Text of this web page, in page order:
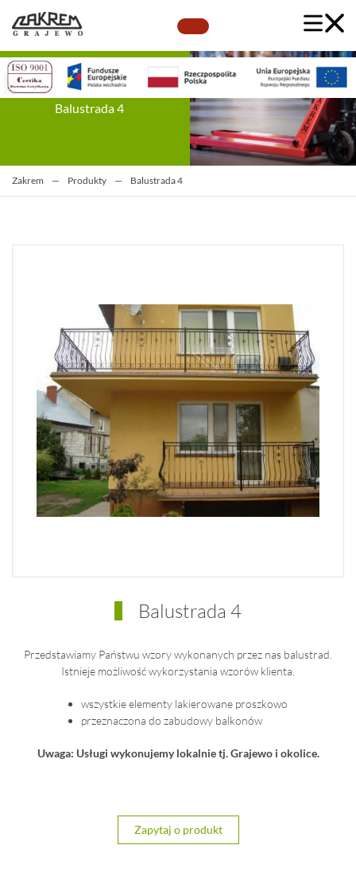
Balustrada 4
Zakrem — Produkty — Balustrada 4
Balustrada 4
Przedstawiamy Państwu wzory wykonanych przez nas balustrad.
Istnieje możliwość wykorzystania wzorów klienta.
wszystkie elementy lakierowane proszkowo
przeznaczona do zabudowy balkonów
Uwaga: Usługi wykonujemy lokalnie tj. Grajewo i okolice.
Zapytaj o produkt